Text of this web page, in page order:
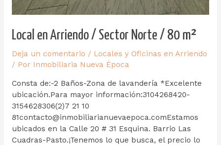
Local en Arriendo / Sector Norte / 80 m²
Deja un comentario / Locales y Oficinas en Arriendo
/ Por Inmobiliaria Nueva Época
Consta de:-2 Baños-Zona de lavandería *Excelente
ubicación.Para mayor información:3104268420-
3154628306(2)7 21 10
81contacto@inmobiliarianuevaepoca.comEstamos
ubicados en la Calle 20 # 31 Esquina. Barrio Las
Cuadras-Pasto.¡Tenemos lo que busca, el precio lo